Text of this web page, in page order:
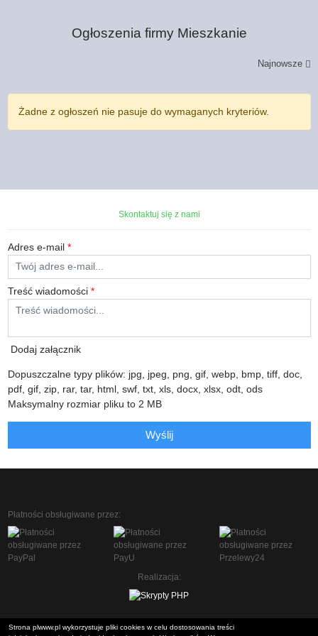
Ogłoszenia firmy Mieszkanie
Najnowsze
Żadne z ogłoszeń nie pasuje do wymaganych kryteriów.
Skontaktuj się z nami
Adres e-mail *
Treść wiadomości *
Dodaj załącznik
Dopuszczalne typy plików: jpg, jpeg, png, gif, webp, bmp, tiff, doc,
pdf, gif, zip, rar, tar, html, swf, txt, xls, docx, xlsx, odt, ods
Maksymalny rozmiar pliku to 2 MB
Wyślij
Płatności obsługiwane przez:
Realizacja:
Strona plwww.pl wykorzystuje pliki cookies w celu dostosowania treści